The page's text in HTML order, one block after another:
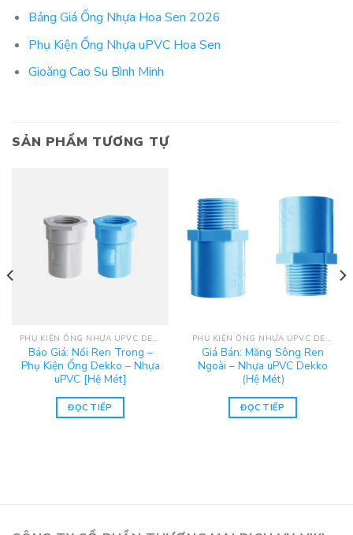
Bảng Giá Ống Nhựa Hoa Sen 2026
Phụ Kiện Ống Nhựa uPVC Hoa Sen
Gioăng Cao Su Bình Minh
SẢN PHẨM TƯƠNG TỰ
PHỤ KIỆN ỐNG NHỰA UPVC DEKKO
Báo Giá: Nối Ren Trong –
Phụ Kiện Ống Dekko – Nhựa
uPVC [Hệ Mét]
ĐỌC TIẾP
PHỤ KIỆN ỐNG NHỰA UPVC DEKKO
Giá Bán: Măng Sông Ren
Ngoài – Nhựa uPVC Dekko
(Hệ Mét)
ĐỌC TIẾP